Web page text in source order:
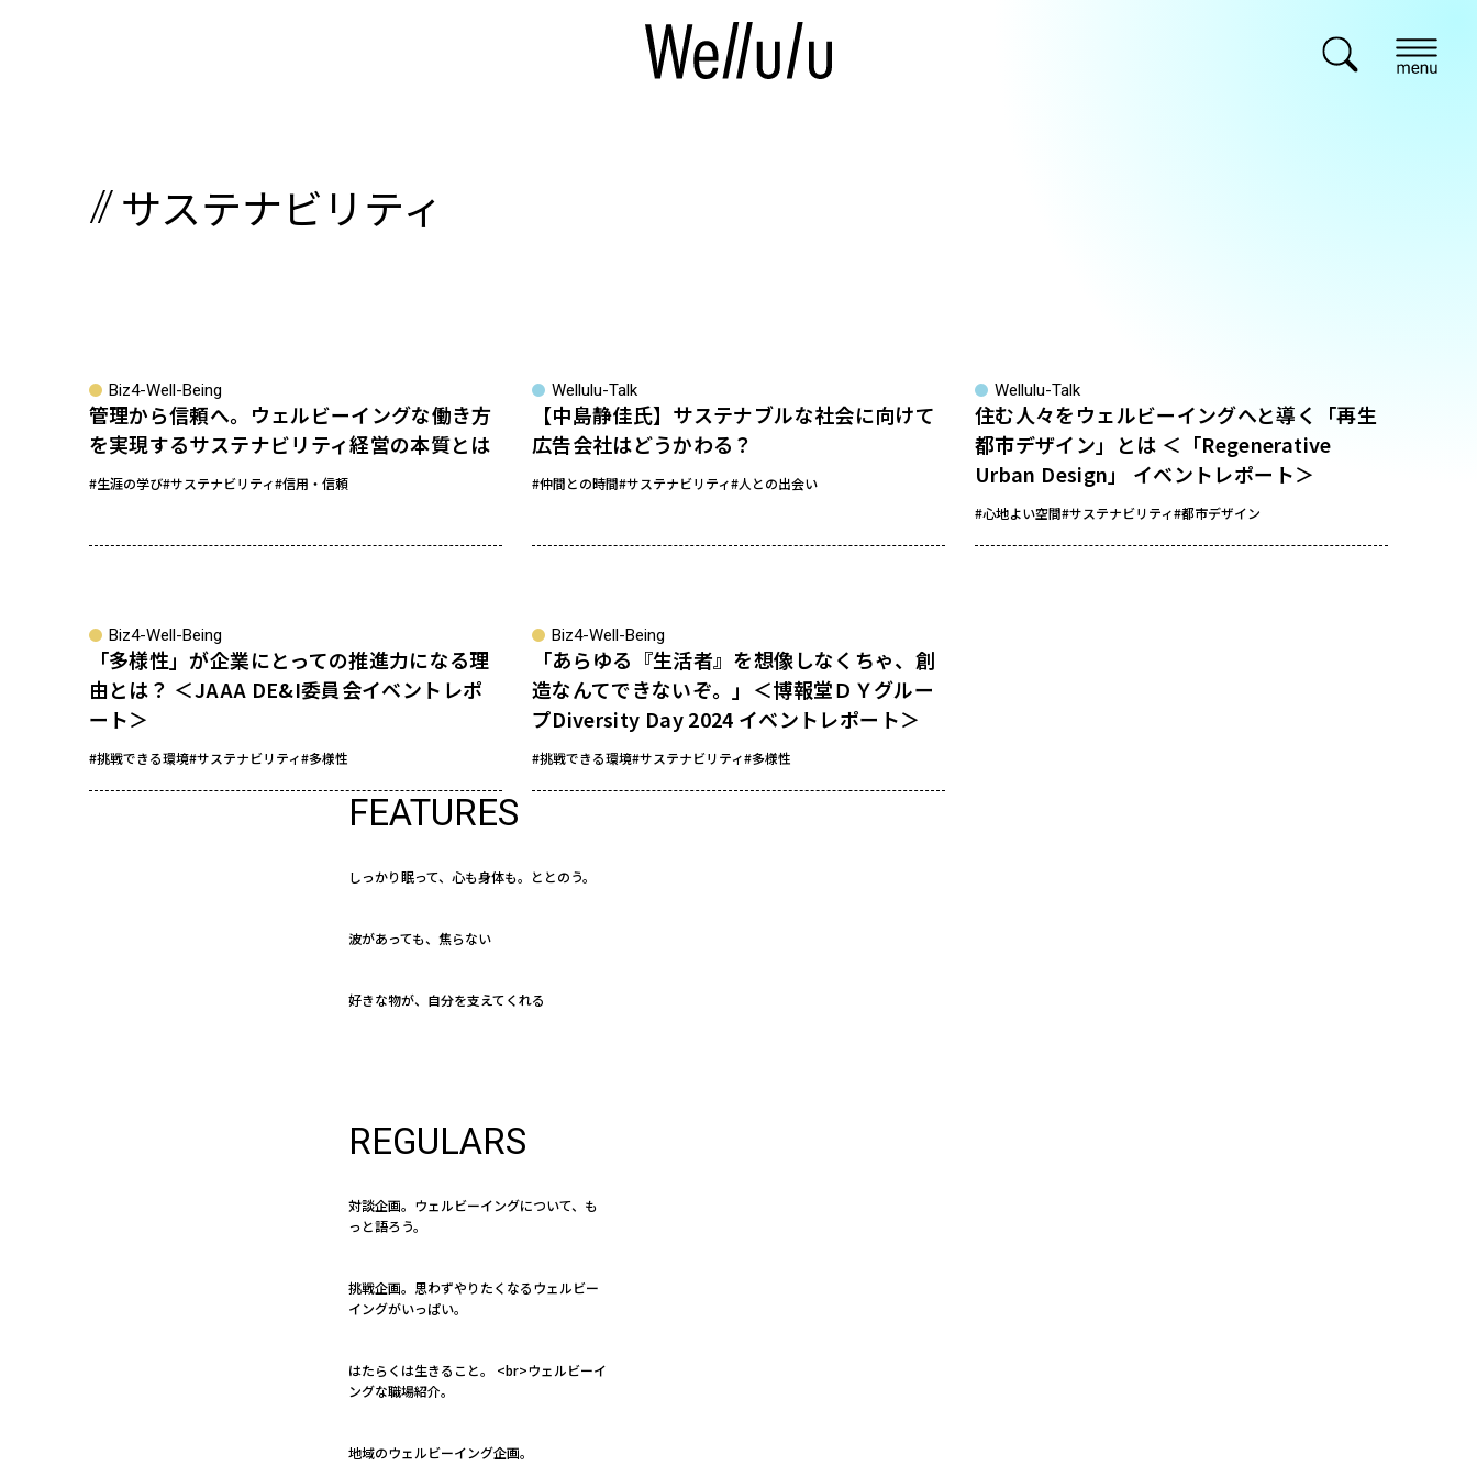
サステナビリティ
Biz4-Well-Being
管理から信頼へ。ウェルビーイングな働き方
を実現するサステナビリティ経営の本質とは
#生涯の学び#サステナビリティ#信用・信頼
Wellulu-Talk
【中島静佳氏】サステナブルな社会に向けて
広告会社はどうかわる？
#仲間との時間#サステナビリティ#人との出会い
Wellulu-Talk
住む人々をウェルビーイングへと導く「再生
都市デザイン」とは ＜「Regenerative
Urban Design」 イベントレポート＞
#心地よい空間#サステナビリティ#都市デザイン
Biz4-Well-Being
「多様性」が企業にとっての推進力になる理
由とは？ ＜JAAA DE&I委員会イベントレポ
ート＞
#挑戦できる環境#サステナビリティ#多様性
Biz4-Well-Being
「あらゆる『生活者』を想像しなくちゃ、創
造なんてできないぞ。」＜博報堂ＤＹグルー
プDiversity Day 2024 イベントレポート＞
#挑戦できる環境#サステナビリティ#多様性
FEATURES
しっかり眠って、心も身体も。ととのう。
波があっても、焦らない
好きな物が、自分を支えてくれる
REGULARS
対談企画。ウェルビーイングについて、も
っと語ろう。
挑戦企画。思わずやりたくなるウェルビー
イングがいっぱい。
はたらくは生きること。 <br>ウェルビーイ
ングな職場紹介。
地域のウェルビーイング企画。